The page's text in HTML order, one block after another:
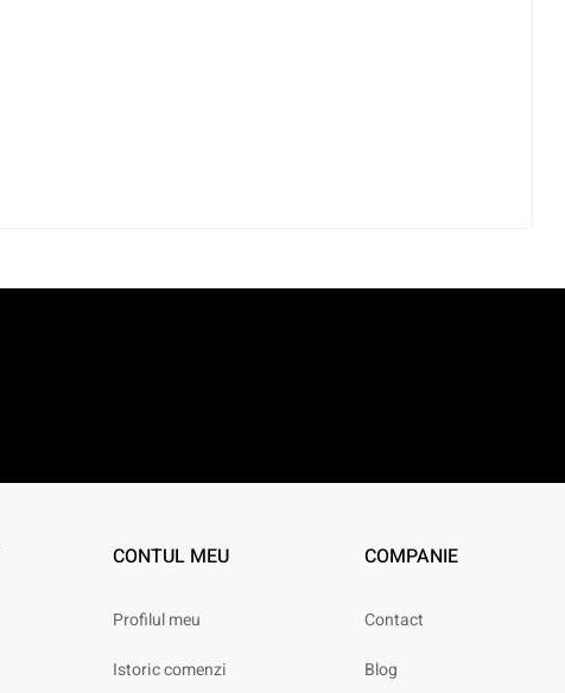
CONTUL MEU
Profilul meu
Istoric comenzi
COMPANIE
Contact
Blog